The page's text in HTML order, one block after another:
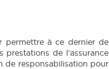
permettre à ce dernier de
de l’assurance
de responsabilisation pour